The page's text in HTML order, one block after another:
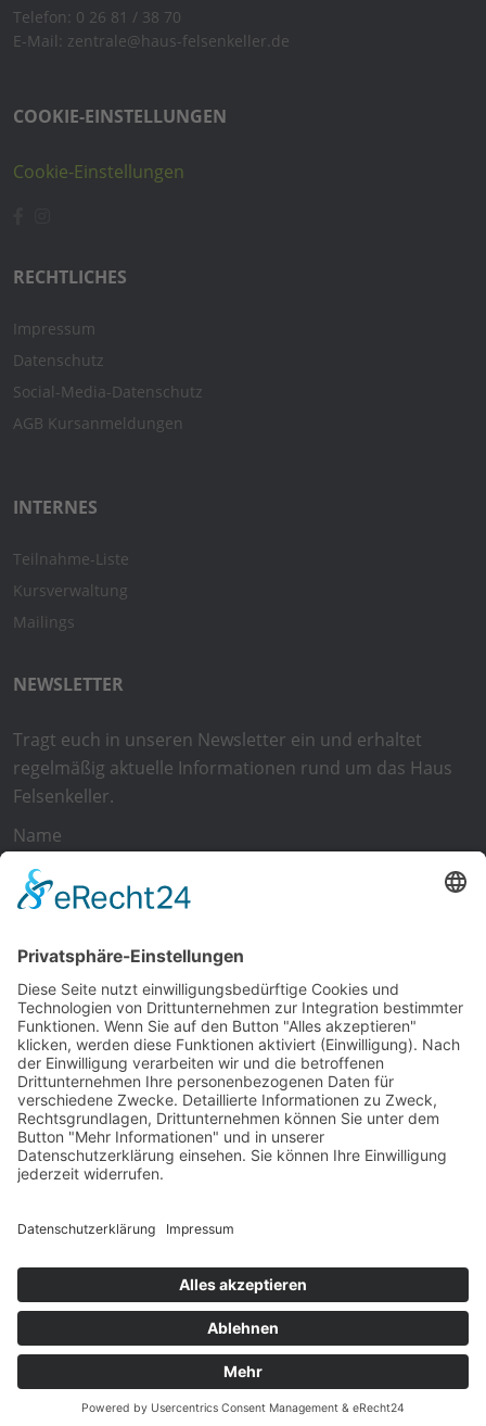
Telefon: 0 26 81 / 38 70
E-Mail: zentrale@haus-felsenkeller.de
COOKIE-EINSTELLUNGEN
Cookie-Einstellungen
RECHTLICHES
Impressum
Datenschutz
Social-Media-Datenschutz
AGB Kursanmeldungen
INTERNES
Teilnahme-Liste
Kursverwaltung
Mailings
NEWSLETTER
Tragt euch in unseren Newsletter ein und erhaltet
regelmäßig aktuelle Informationen rund um das Haus
Felsenkeller.
Name
E-Mail
akzeptiere dieAllgemeinen Geschäftsbedingungenund
dieDatenschutzerklärung
© 2026 COPYRIGHT: ANDERES LERNEN – HAUS FELSENKELLER
SOZIOKULTURELLES ZENTRUM E. V.